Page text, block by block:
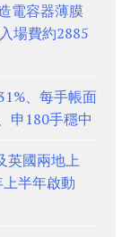
電容器薄膜
場費約2885
、每手帳面
申180手穩中
英國兩地上
半年啟動